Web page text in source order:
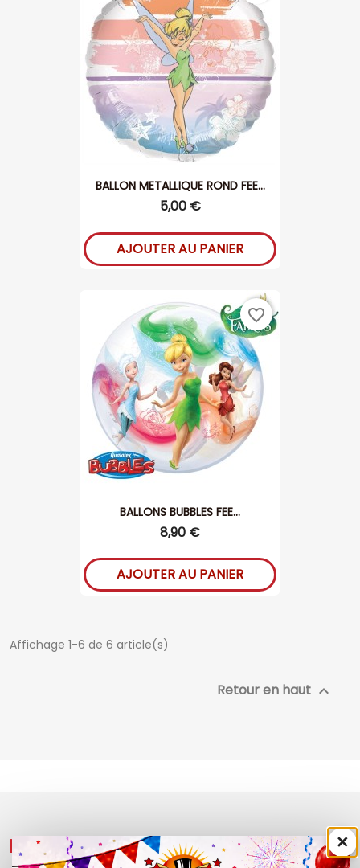
BALLON METALLIQUE ROND FEE...
5,00 €
AJOUTER AU PANIER
BALLONS BUBBLES FEE...
8,90 €
AJOUTER AU PANIER
favorite_border
Affichage 1-6 de 6 article(s)
Retour en haut 
NOS PRODUITS ×